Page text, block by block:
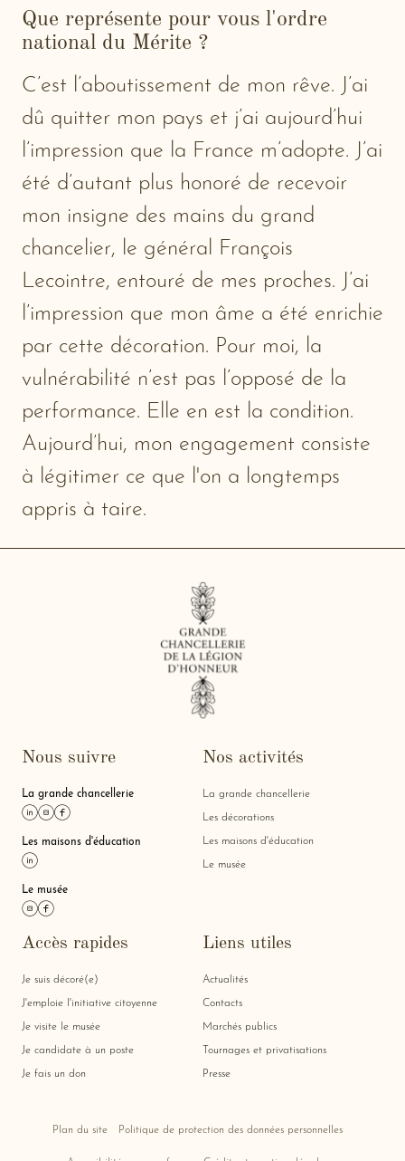
Que représente pour vous l'ordre
national du Mérite ?
C’est l’aboutissement de mon rêve. J’ai
dû quitter mon pays et j’ai aujourd’hui
l’impression que la France m’adopte. J’ai
été d’autant plus honoré de recevoir
mon insigne des mains du grand
chancelier, le général François
Lecointre, entouré de mes proches. J’ai
l’impression que mon âme a été enrichie
par cette décoration. Pour moi, la
vulnérabilité n’est pas l’opposé de la
performance. Elle en est la condition.
Aujourd’hui, mon engagement consiste
à légitimer ce que l'on a longtemps
appris à taire.
Nous suivre
La grande chancellerie
Lien linkedin
Lien instagram
Les maisons d'éducation
Le musée
Lien instagram
Nos activités
La grande chancellerie
Les décorations
Les maisons d'éducation
Le musée
Accès rapides
Je suis décoré(e)
J'emploie l'initiative citoyenne
Je visite le musée
Je candidate à un poste
Je fais un don
Liens utiles
Actualités
Contacts
Marchés publics
Tournages et privatisations
Presse
Plan du site Politique de protection des données personnelles